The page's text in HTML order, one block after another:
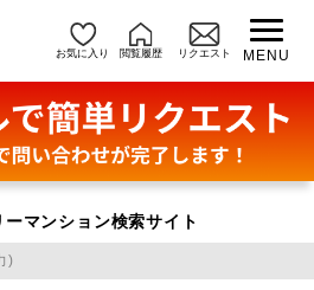
お気に入り 閲覧履歴 リクエスト MENU
マンション検索サイト
)